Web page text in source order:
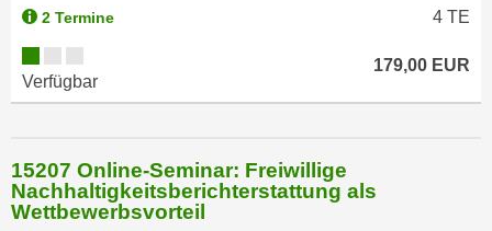
2 Termine 4 TE
Verfügbar
179,00 EUR
15207 Online-Seminar: Freiwillige
Nachhaltigkeitsberichterstattung als
Wettbewerbsvorteil